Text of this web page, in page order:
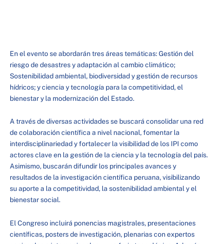
En el evento se abordarán tres áreas temáticas: Gestión del
riesgo de desastres y adaptación al cambio climático;
Sostenibilidad ambiental, biodiversidad y gestión de recursos
hídricos; y ciencia y tecnología para la competitividad, el
bienestar y la modernización del Estado.
A través de diversas actividades se buscará consolidar una red
de colaboración científica a nivel nacional, fomentar la
interdisciplinariedad y fortalecer la visibilidad de los IPI como
actores clave en la gestión de la ciencia y la tecnología del país.
Asimismo, buscarán difundir los principales avances y
resultados de la investigación científica peruana, visibilizando
su aporte a la competitividad, la sostenibilidad ambiental y el
bienestar social.
El Congreso incluirá ponencias magistrales, presentaciones
científicas, posters de investigación, plenarias con expertos